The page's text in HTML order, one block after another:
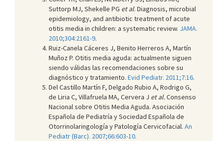
Suttorp MJ, Shekelle PG et al. Diagnosis, microbial
epidemiology, and antibiotic treatment of acute
otitis media in children: a systematic review. JAMA.
2010;304:2161-9.
Ruiz-Canela Cáceres J, Benito Herreros A, Martín
Muñoz P. Otitis media aguda: actualmente siguen
siendo válidas las recomendaciones sobre su
diagnóstico y tratamiento. Evid Pediatr. 2011;7:16.
Del Castillo Martín F, Delgado Rubio A, Rodrigo G,
de Liria C, Villafruela MA, Cervera J et al.Consenso
Nacional sobre Otitis Media Aguda. Asociación
Española de Pediatría y Sociedad Española de
Otorrinolaringología y Patología Cervicofacial. An
Pediatr (Barc). 2007;66:603-10.